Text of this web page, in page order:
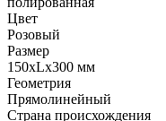
Цвет
Розовый
Размер
150xLx300 мм
Геометрия
Прямолинейный
Страна происхождения